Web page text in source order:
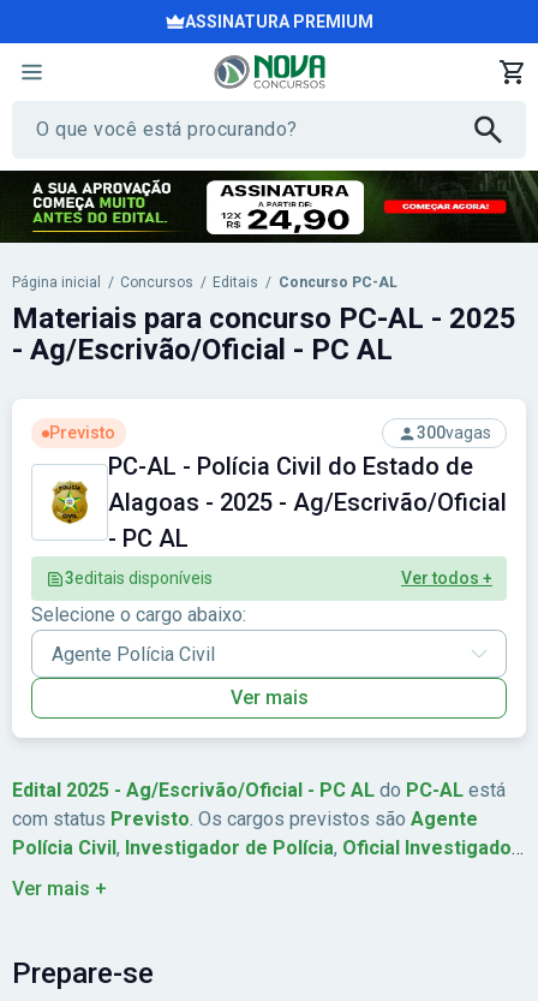
ASSINATURA PREMIUM
Página inicial / Concursos / Editais / Concurso PC-AL
Previsto 300vagas
PC-AL - Polícia Civil do Estado de
Alagoas - 2025 - Ag/Escrivão/Oficial
- PC AL
3editais disponíveis Ver todos +
Selecione o cargo abaixo:
Ver mais
Materiais para concurso PC-AL - 2025
- Ag/Escrivão/Oficial - PC AL
Edital 2025 - Ag/Escrivão/Oficial - PC AL do PC-AL está
com status Previsto. Os cargos previstos são Agente
Polícia Civil, Investigador de Polícia, Oficial Investigador.
São ofertadas
Ver mais +
Prepare-se